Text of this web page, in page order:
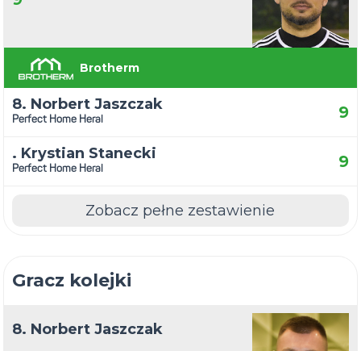
Brotherm
8. Norbert Jaszczak
Perfect Home Heral 9
. Krystian Stanecki
Perfect Home Heral 9
Zobacz pełne zestawienie
Gracz kolejki
8. Norbert Jaszczak